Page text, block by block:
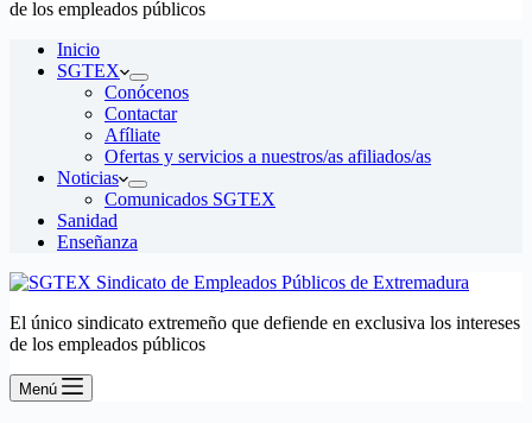
de los empleados públicos
Inicio
SGTEX
Conócenos
Contactar
Afíliate
Ofertas y servicios a nuestros/as afiliados/as
Noticias
Comunicados SGTEX
Sanidad
Enseñanza
El único sindicato extremeño que defiende en exclusiva los intereses
de los empleados públicos
Menú